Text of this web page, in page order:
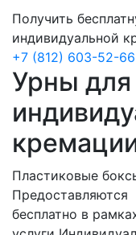
Получить
индивидуальной
+7 (812) 603-52-66
Урны для
Пластиковые
Предоставляются
бесплатно в